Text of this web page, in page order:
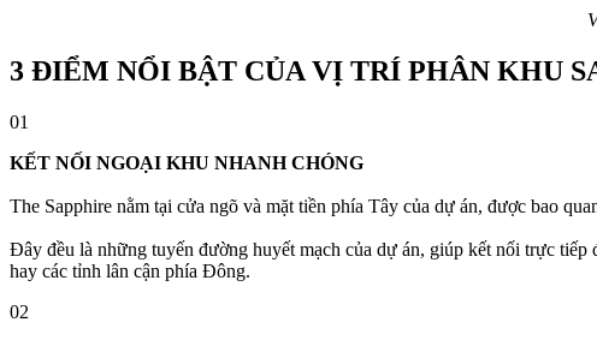
3 ĐIỂM NỔI BẬT CỦA VỊ TRÍ PHÂN KHU
01
KẾT NỐI NGOẠI KHU NHANH CHÓNG
The Sapphire nằm tại cửa ngõ và mặt tiền phía Tây của dự án, được bao
Đây đều là những tuyến đường huyết mạch của dự án, giúp kết nối trực
hay các tỉnh lân cận phía Đông.
02